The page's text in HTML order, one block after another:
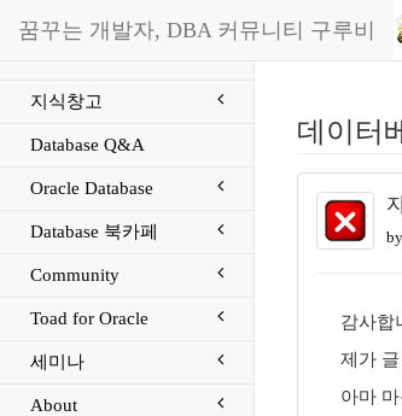
꿈꾸는 개발자, DBA 커뮤니티 구루비
지식창고
Database Q&A
Oracle Database
Database 북카페
Community
Toad for Oracle
세미나
About
데이터
감사합
제가
아마